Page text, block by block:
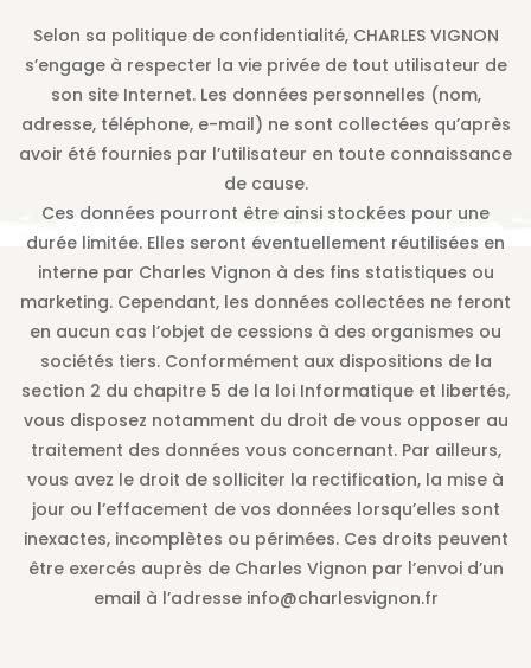
Selon sa politique de confidentialité, CHARLES VIGNON
s’engage à respecter la vie privée de tout utilisateur de
son site Internet. Les données personnelles (nom,
adresse, téléphone, e-mail) ne sont collectées qu’après
avoir été fournies par l’utilisateur en toute connaissance
de cause.
Ces données pourront être ainsi stockées pour une
durée limitée. Elles seront éventuellement réutilisées en
interne par Charles Vignon à des fins statistiques ou
marketing. Cependant, les données collectées ne feront
en aucun cas l’objet de cessions à des organismes ou
sociétés tiers. Conformément aux dispositions de la
section 2 du chapitre 5 de la loi Informatique et libertés,
vous disposez notamment du droit de vous opposer au
traitement des données vous concernant. Par ailleurs,
vous avez le droit de solliciter la rectification, la mise à
jour ou l’effacement de vos données lorsqu’elles sont
inexactes, incomplètes ou périmées. Ces droits peuvent
être exercés auprès de Charles Vignon par l’envoi d’un
email à l’adresse info@charlesvignon.fr